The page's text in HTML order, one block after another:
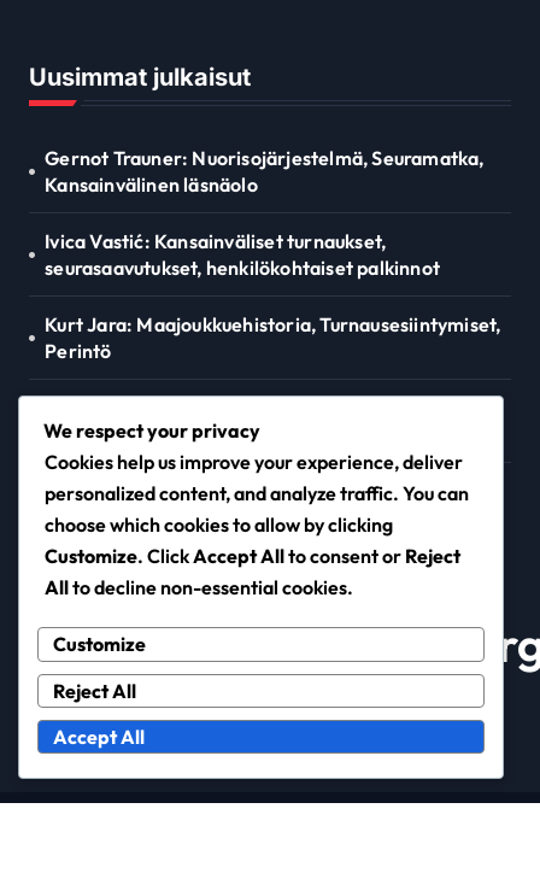
Uusimmat julkaisut
Gernot Trauner: Nuorisojärjestelmä, Seuramatka,
Kansainvälinen läsnäolo
Ivica Vastić: Kansainväliset turnaukset,
seurasaavutukset, henkilökohtaiset palkinnot
Kurt Jara: Maajoukkuehistoria, Turnausesiintymiset,
Perintö
virstanpylväät, Kapselit, Panostukset
Gernot Trauner: Seurapalkinnot, Kansainväliset
ottelut, Erityiset suoritukset
We respect your privacy
Cookies help us improve your experience, deliver
personalized content, and analyze traffic. You can
choose which cookies to allow by clicking
Customize. ClickAccept Allto consent or Reject
Allto decline non-essential cookies.
Customize
Reject All
Accept All